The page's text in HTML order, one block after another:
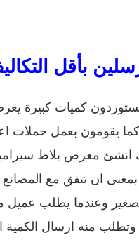
بأقل
يستوردون كميات كبيرة
بعمل حملات
لك انشئ معرض بلاط
ان تتفق مع
وعندما يطلب عميل
منه ارسال